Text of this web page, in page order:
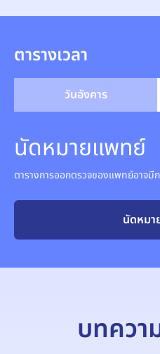
ตารางเวลา
วันอังคาร
นัดหมายแพทย์
ตารางการออกตรวจของแพทย์อาจมี
นัดหม
บทควา